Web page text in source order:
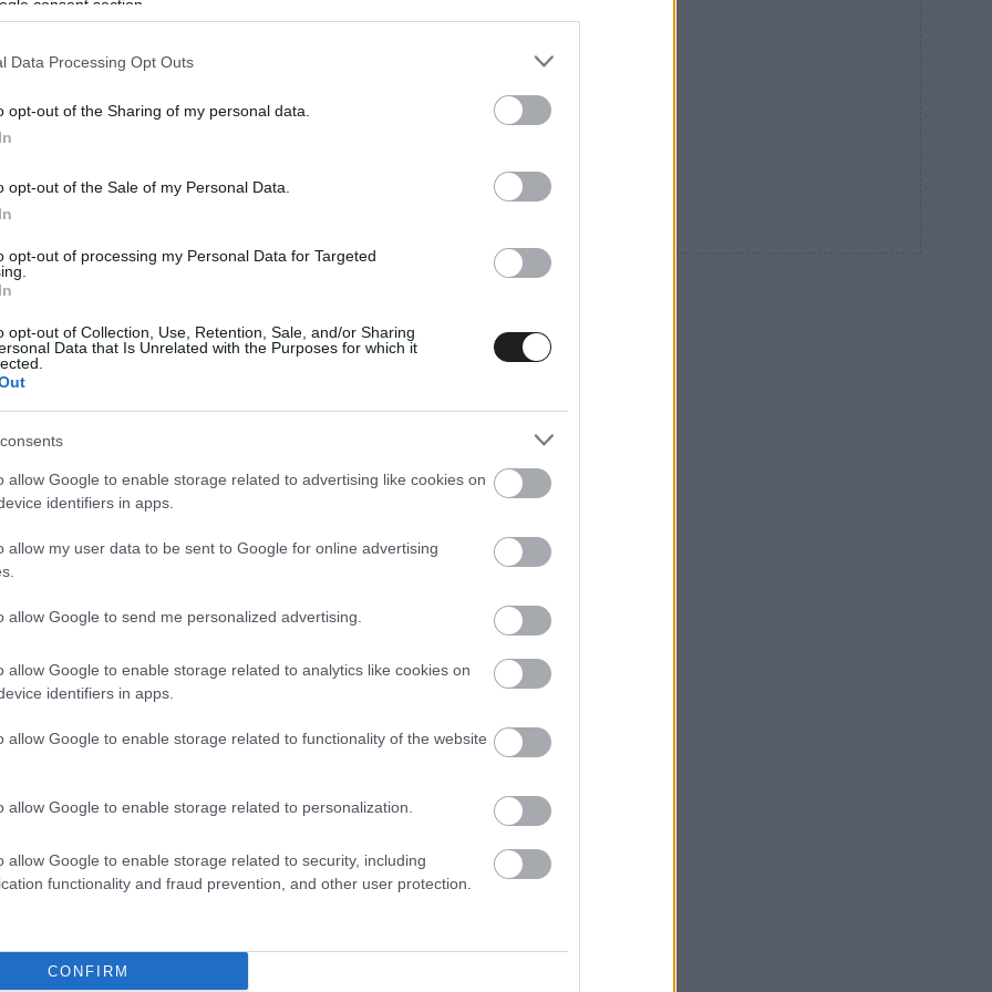
consent section.
Data Processing Opt Outs
opt-out of the Sharing of my personal data.
opt-out of the Sale of my Personal Data.
opt-out of processing my Personal Data for Targeted
opt-out of Collection, Use, Retention, Sale, and/or Sharing
Data that Is Unrelated with the Purposes for which it
allow Google to enable storage related to advertising like cookies on
identifiers in apps.
allow my user data to be sent to Google for online advertising
allow Google to send me personalized advertising.
allow Google to enable storage related to analytics like cookies on
identifiers in apps.
allow Google to enable storage related to functionality of the website
allow Google to enable storage related to personalization.
allow Google to enable storage related to security, including
functionality and fraud prevention, and other user protection.
CONFIRM
tájékoztatás is érkezett. A Tech3
szenvedett vállsérülést. Az idei évre aztán
a versenyzés, Austinban pedig kiderült,
csavar, így újabb operációra volt szükség.
végül mind a Spanyol, mind a Francia
helyettesítette. Most viszont a jelek szerint
is zöld utat kell kapnia, igaz, ezzel
nem zárható ki, hogy ha mégsem érzi magát
indíthatta el őt az újabb lejtőn, amely